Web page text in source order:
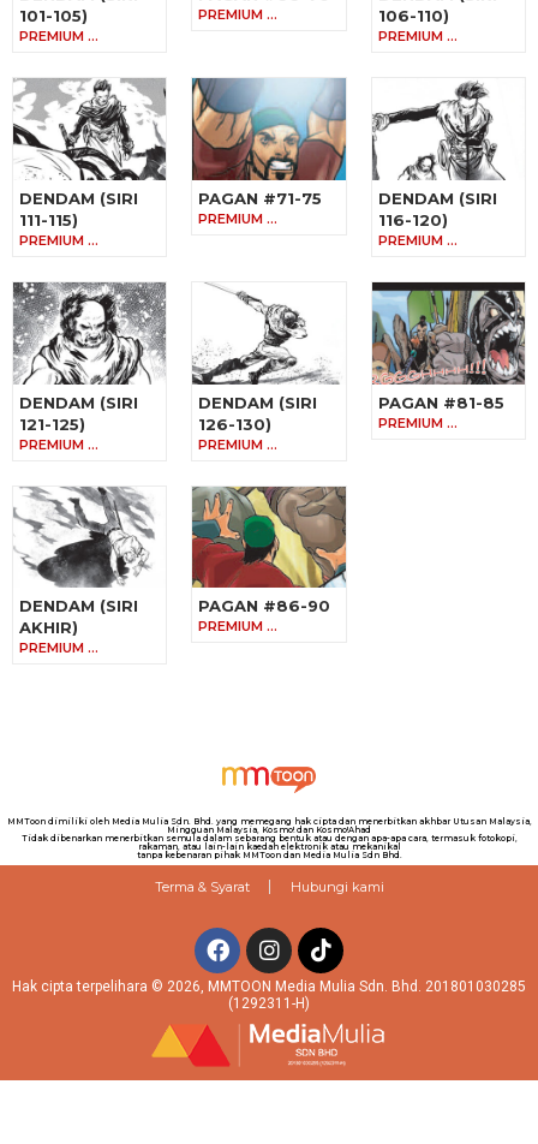
101-105)
PREMIUM …
PREMIUM …
106-110)
PREMIUM …
DENDAM (SIRI
111-115)
PREMIUM …
PAGAN #71-75
PREMIUM …
DENDAM (SIRI
116-120)
PREMIUM …
DENDAM (SIRI
121-125)
PREMIUM …
DENDAM (SIRI
126-130)
PREMIUM …
PAGAN #81-85
PREMIUM …
DENDAM (SIRI
AKHIR)
PREMIUM …
PAGAN #86-90
PREMIUM …
MMToon dimiliki oleh Media Mulia Sdn. Bhd. yang memegang hak cipta dan menerbitkan akhbar Utusan Malaysia,
Mingguan Malaysia, Kosmo! dan Kosmo!Ahad
Tidak dibenarkan menerbitkan semula dalam sebarang bentuk atau dengan apa-apa cara, termasuk fotokopi,
rakaman, atau lain-lain kaedah elektronik atau mekanikal
tanpa kebenaran pihak MMToon dan Media Mulia Sdn Bhd.
Terma & Syarat Hubungi kami
Hak cipta terpelihara © 2026, MMTOON Media Mulia Sdn. Bhd. 201801030285
(1292311-H)